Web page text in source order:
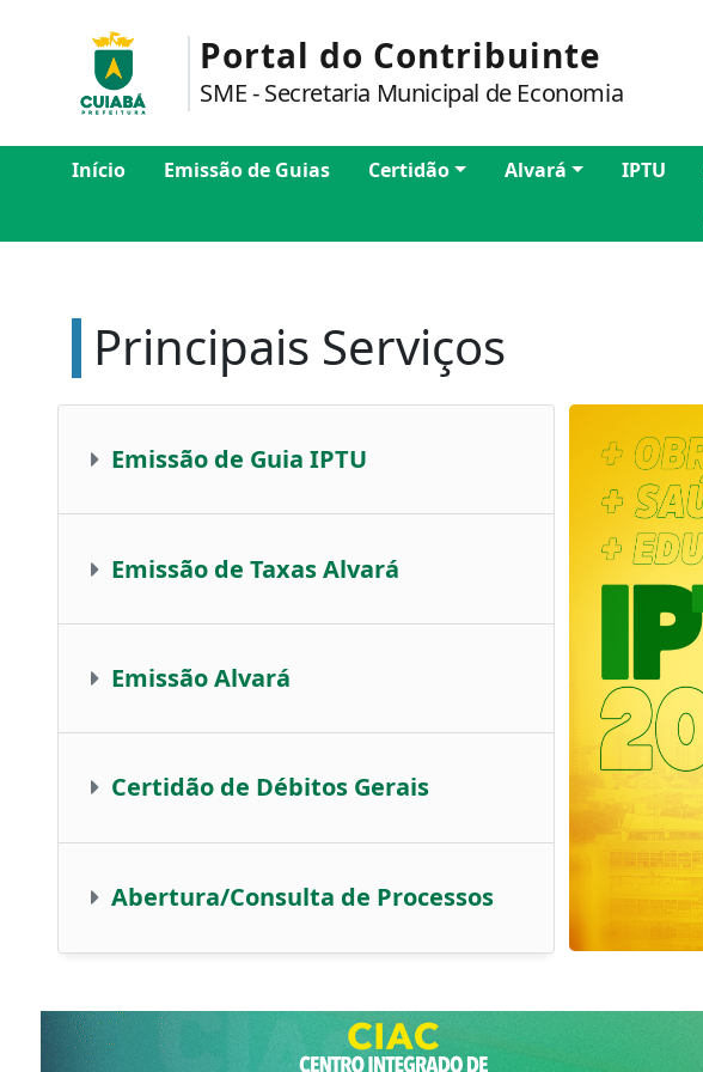
Portal do Contribuinte
SME - Secretaria Municipal de Economia
Início Emissão de Guias Certidão Alvará IPTU
Principais Serviços
Emissão de Guia IPTU
Emissão de TaxasAlvará
EmissãoAlvará
Certidão de Débitos Gerais
Abertura/Consulta de Processos